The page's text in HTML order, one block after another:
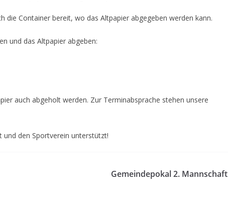
die Container bereit, wo das Altpapier abgegeben werden kann.
und das Altpapier abgeben:
auch abgeholt werden. Zur Terminabsprache stehen unsere
den Sportverein unterstützt!
Gemeindepokal 2. Mannschaft